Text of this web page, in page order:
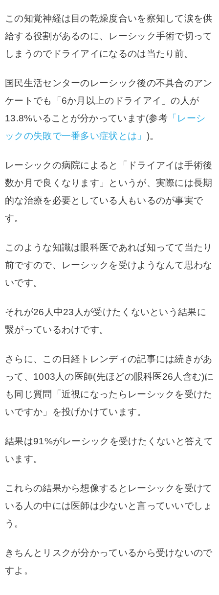
この知覚神経は目の乾燥度合いを察知して涙を供
給する役割があるのに、レーシック手術で切って
しまうのでドライアイになるのは当たり前。
国民生活センターのレーシック後の不具合のアン
ケートでも「6か月以上のドライアイ」の人が
13.8%いることが分かっています(参考 「レーシ
ックの失敗で一番多い症状とは」 )。
レーシックの病院によると「ドライアイは手術後
数か月で良くなります」というが、実際には長期
的な治療を必要としている人もいるのが事実で
す。
このような知識は眼科医であれば知ってて当たり
前ですので、レーシックを受けようなんて思わな
いです。
それが26人中23人が受けたくないという結果に
繋がっているわけです。
さらに、この日経トレンディの記事には続きがあ
って、1003人の医師(先ほどの眼科医26人含む)に
も同じ質問「近視になったらレーシックを受けた
いですか」を投げかけています。
結果は91%がレーシックを受けたくないと答えて
います。
これらの結果から想像するとレーシックを受けて
いる人の中には医師は少ないと言っていいでしょ
う。
きちんとリスクが分かっているから受けないので
すよ。